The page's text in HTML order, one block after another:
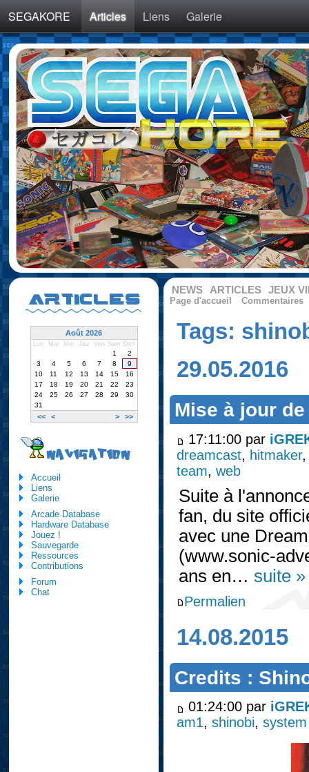
SEGAKORE Articles Liens Galerie
NEWS ARTICLES JEUX
Page d'accueil Commentaires
Tags:
29.05.2016
Mise à jour
17:11:00 par
dreamcast, hitmaker
team,web
Suite à
fan, du site
avec une
(www.sonic-
ans en… suite »
Permalien
14.08.2015
Credits :
01:24:00 par
am1,shinobi,
ARTICLES
Août 2026
Lun Mar Mer Jeu Ven Sam Dim
<< < > >>
1
2
3
4 5 6 7 8
9
10
11 12 13 14 15
16
17
18 19 20 21 22
23
24
25 26 27 28 29
30
31
NAVIGATION
Accueil
Liens
Galerie
Arcade Database
Hardware Database
Jouez !
Sauvegarde
Ressources
Contributions
Forum
Chat